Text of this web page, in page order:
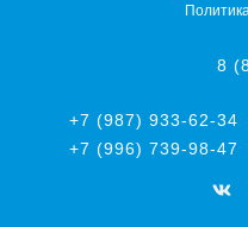
8
+7 (987) 933-62-34
+7 (996) 739-98-47